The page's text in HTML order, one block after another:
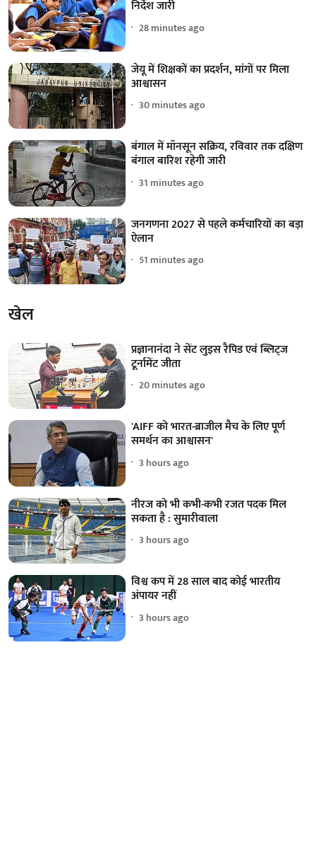
निर्देश जारी
28 minutes ago
जेयू में शिक्षकों का प्रदर्शन, मांगों पर मिला
आश्वासन
30 minutes ago
बंगाल में मॉनसून सक्रिय, रविवार तक दक्षिण
बंगाल बारिश रहेगी जारी
31 minutes ago
जनगणना 2027 से पहले कर्मचारियों का बड़ा
ऐलान
51 minutes ago
खेल
प्रज्ञानानंदा ने सेंट लुइस रैपिड एवं ब्लिट्ज
टूर्नामेंट जीता
20 minutes ago
'AIFF को भारत-ब्राजील मैच के लिए पूर्ण
समर्थन का आश्वासन'
3 hours ago
नीरज को भी कभी-कभी रजत पदक मिल
सकता है : सुमारीवाला
3 hours ago
विश्व कप में 28 साल बाद कोई भारतीय
अंपायर नहीं
3 hours ago